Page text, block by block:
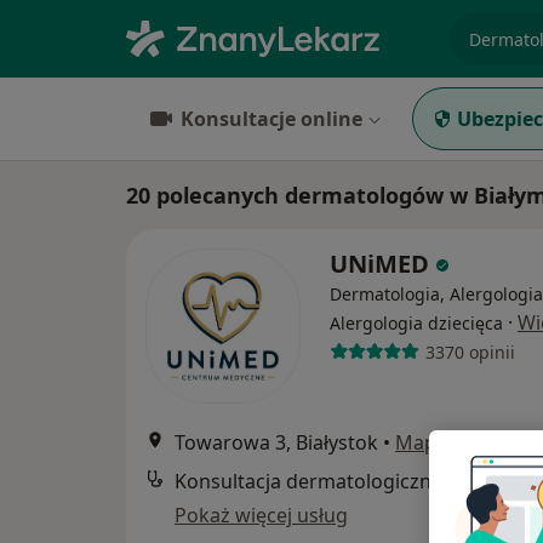
Konsultacje online
20 polecanych dermatologów w
UNiMED
Dermatologia,
Alergologia dziecięca ·
3370 opinii
Towarowa 3, Białystok • Mapa
Konsultacja dermatologiczna
Pokaż więcej usług